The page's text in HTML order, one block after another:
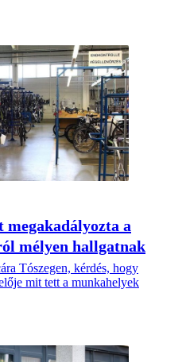
megakadályozta a
mélyen hallgatnak
Tószegen, kérdés, hogy
mit tett a munkahelyek